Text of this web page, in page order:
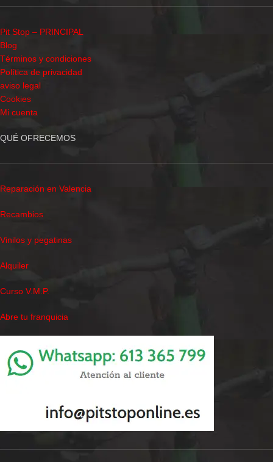
Pit Stop – PRINCIPAL
Blog
Términos y condiciones
Política de privacidad
aviso legal
Cookies
Mi cuenta
QUÉ OFRECEMOS
Reparación en Valencia
Recambios
Vinilos y pegatinas
Alquiler
Curso V.M.P.
Abre tu franquicia